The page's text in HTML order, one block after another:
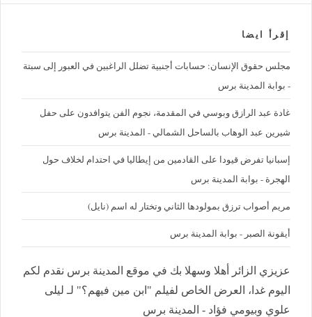
إقرأ ايضا
مجلس حقوق الإنسان: حسابات أجنبية تضلل الراغبين في العبور إلى سبتة
- بوابة المدينة برس
غادة عبد الرازق وبوسي في المقدمة، نجوم الفن يتوافدون على حفل
شيرين عبد الوهاب بالساحل الشمالي - المدينة برس
إسبانيا تفرض قيودا على القادمين من إيطاليا في احتدام لخلاف حول
الهجرة - بوابة المدينة برس
مريم أصواب ترزق بمولودها الثاني وتختار له اسم (نايل)
أيقونة الصبر - بوابة المدينة برس
عزيزي الزائر أهلا وسهلا بك في موقع المدينة برس نقدم لكم
اليوم غدا، العرض الخاص لفيلم "ابن مين فيهم؟" لـ ليلى
علوي وبيومي فؤاد - المدينة برس